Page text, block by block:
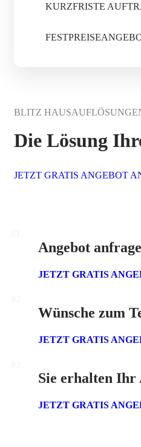
KURZFRISTE
BLITZ
Die Lösung
JETZT GRATIS ANGEBOT
Angebot
JETZT GRATIS
Wünsche zum
JETZT GRATIS
Sie erhalten Ihr
JETZT GRATIS